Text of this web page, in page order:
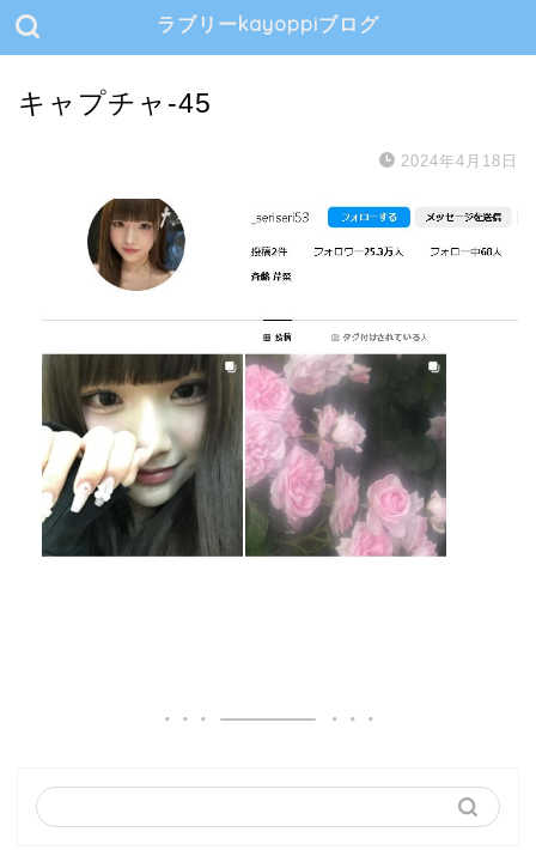
ラブリーkayoppiブログ
キャプチャ-45
2024年4月18日